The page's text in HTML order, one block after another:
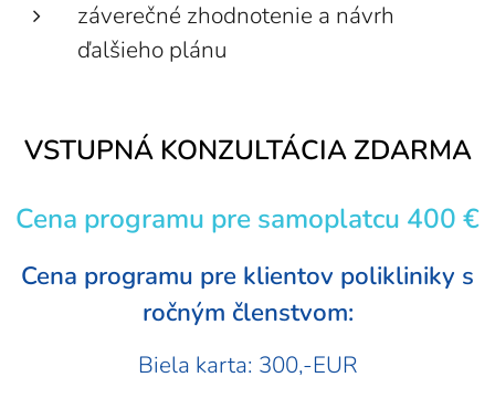
záverečné zhodnotenie a návrh
ďalšieho plánu
VSTUPNÁ KONZULTÁCIA ZDARMA
Cena programu pre samoplatcu 400 €
Cena programu pre klientov polikliniky s
ročným členstvom:
Biela karta: 300,-EUR